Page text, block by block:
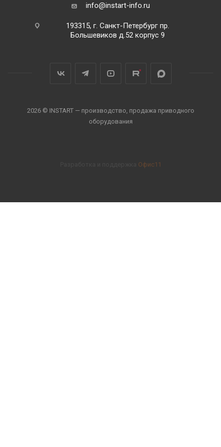
info@instart-info.ru
193315, г. Санкт-Петербург пр.
Большевиков д.52 корпус 9
2026 © INSTART — производство, продажа приводного
оборудования
Офис11